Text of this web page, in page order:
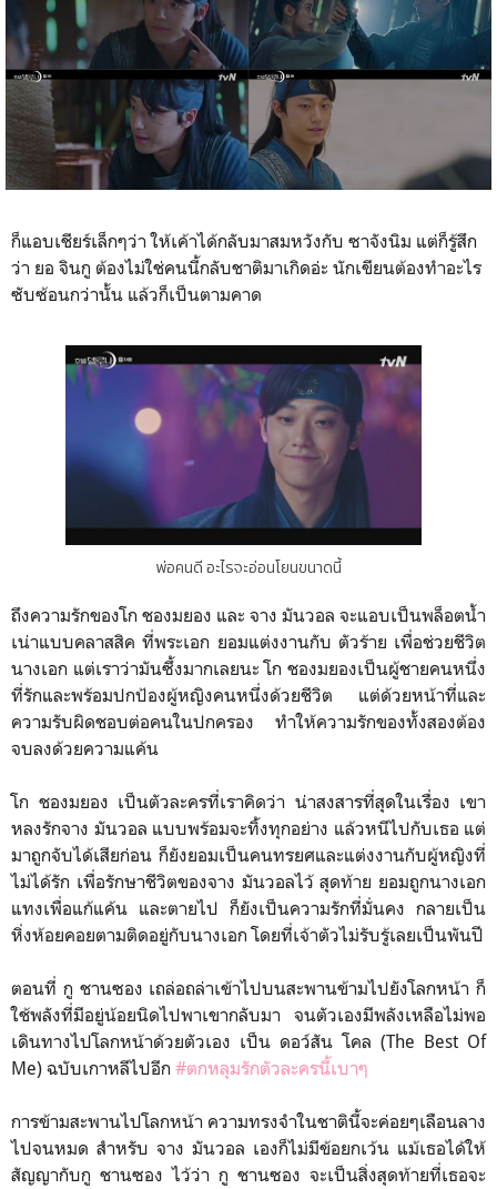
ก็แอบเชียร์เล็กๆว่า ให้เค้าได้กลับมาสมหวังกับ ซาจังนิม แต่ก็รู้สึก
ว่า ยอ จินกู ต้องไม่ใช่คนนี้กลับชาติมาเกิดอ่ะ นักเขียนต้องทำอะไร
ซับซ้อนกว่านั้น แล้วก็เป็นตามคาด
พ่อคนดี อะไรจะอ่อนโยนขนาดนี้
ถึงความรักของโก ชองมยอง และ จาง มันวอล จะแอบเป็นพล็อตน้ำ
เน่าแบบคลาสสิค ที่พระเอก ยอมแต่งงานกับ ตัวร้าย เพื่อช่วยชีวิต
นางเอก แต่เราว่ามันซึ้งมากเลยนะโก ชองมยองเป็นผู้ชายคนหนึ่ง
ที่รักและพร้อมปกป้องผู้หญิงคนหนึ่งด้วยชีวิต แต่ด้วยหน้าที่และ
ความรับผิดชอบต่อคนในปกครอง ทำให้ความรักของทั้งสองต้อง
จบลงด้วยความแค้น
โก ชองมยอง เป็นตัวละครที่เราคิดว่า น่าสงสารที่สุดในเรื่อง เขา
หลงรักจาง มันวอล แบบพร้อมจะทิ้งทุกอย่าง แล้วหนีไปกับเธอ แต่
มาถูกจับได้เสียก่อน ก็ยังยอมเป็นคนทรยศและแต่งงานกับผู้หญิงที่
ไม่ได้รัก เพื่อรักษาชีวิตของจาง มันวอลไว้ สุดท้าย ยอมถูกนางเอก
แทงเพื่อแก้แค้น และตายไป ก็ยังเป็นความรักที่มั่นคง กลายเป็น
หิ่งห้อยคอยตามติดอยู่กับนางเอก โดยที่เจ้าตัวไม่รับรู้เลยเป็นพันปี
ตอนที่ กู ชานซอง เถล่อถล่าเข้าไปบนสะพานข้ามไปยังโลกหน้า ก็
ใช้พลังที่มีอยู่น้อยนิดไปพาเขากลับมา จนตัวเองมีพลังเหลือไม่พอ
เดินทางไปโลกหน้าด้วยตัวเอง เป็น ดอว์สัน โคล (The Best Of
Me) ฉบับเกาหลีไปอีก #ตกหลุมรักตัวละครนี้เบาๆ
การข้ามสะพานไปโลกหน้า ความทรงจำในชาตินี้จะค่อยๆเลือนลาง
ไปจนหมด สำหรับ จาง มันวอล เองก็ไม่มีข้อยกเว้น แม้เธอได้ให้
สัญญากับกู ชานซอง ไว้ว่า กู ชานซอง จะเป็นสิ่งสุดท้ายที่เธอจะ